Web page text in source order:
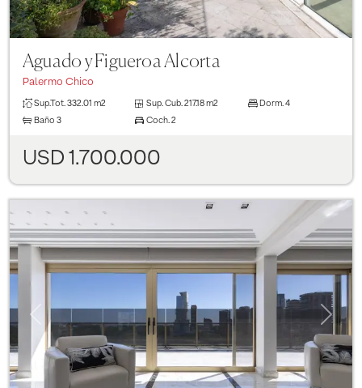
Aguado y Figueroa Alcorta
Palermo Chico
Sup.Tot. 332.01 m2 Sup. Cub. 217.18 m2 Dorm. 4
Baño 3 Coch. 2
USD 1.700.000
Next